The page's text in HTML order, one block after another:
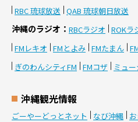
RBC 琉球放送 QAB 琉球朝日放送
沖縄のラジオ RBCラジオ ROKラ
FMレキオ FMとよみ FMたまん
ぎのわんシティFM FMコザ ミュ
沖縄観光情報
ごーやーどっとネット なび沖縄